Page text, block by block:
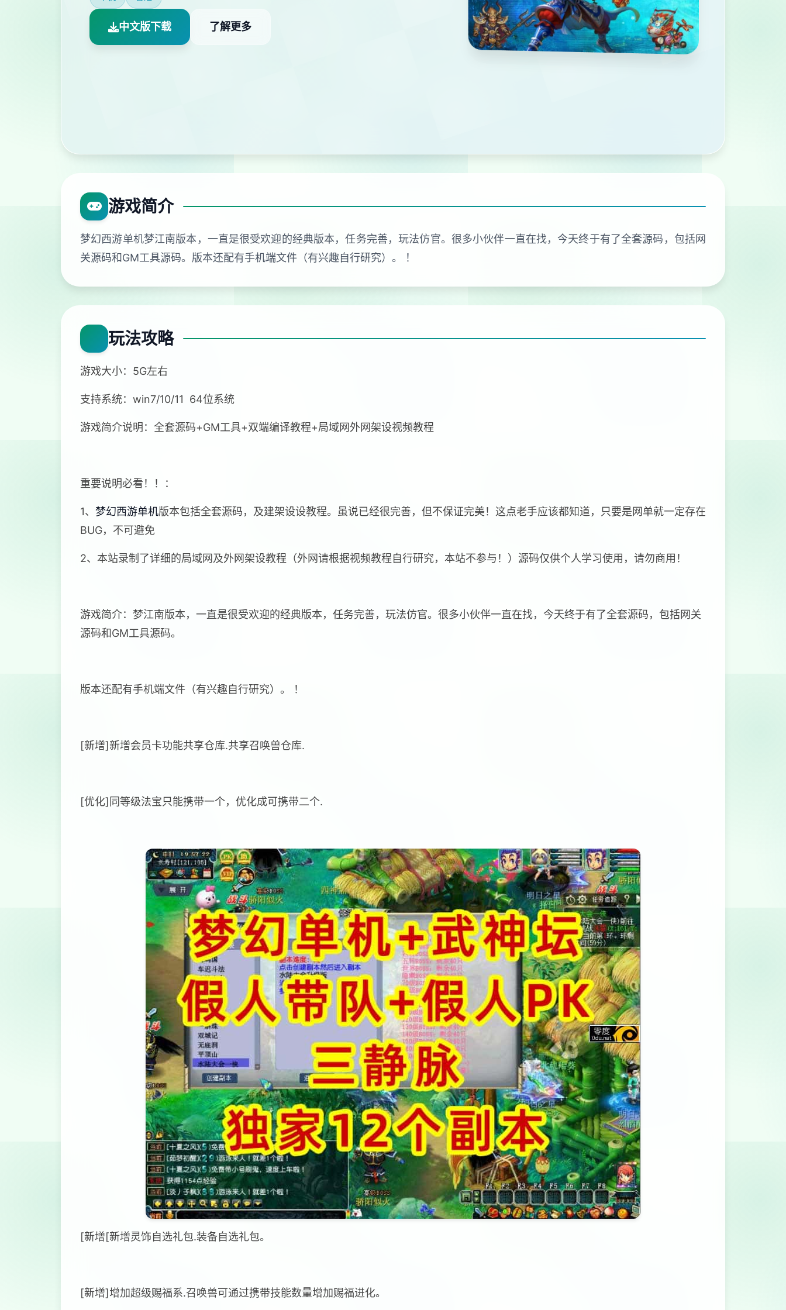
中文版下载 了解更多
游戏简介
梦幻西游单机梦江南版本，一直是很受欢迎的经典版本，任务完善，玩法仿官。很多小伙伴一直在找，今天终于有了全套源码，包括网
关源码和GM工具源码。版本还配有手机端文件（有兴趣自行研究）。 ！
玩法攻略
游戏大小：5G左右
支持系统：win7/10/11 64位系统
游戏简介说明：全套源码+GM工具+双端编译教程+局域网外网架设视频教程
重要说明必看！！：
1、 梦幻西游单机版本包括全套源码，及建架设设教程。虽说已经很完善，但不保证完美！这点老手应该都知道，只要是网单就一定存在
BUG，不可避免
2、本站录制了详细的局域网及外网架设教程（外网请根据视频教程自行研究，本站不参与！）源码仅供个人学习使用，请勿商用！
游戏简介：梦江南版本，一直是很受欢迎的经典版本，任务完善，玩法仿官。很多小伙伴一直在找，今天终于有了全套源码，包括网关
源码和GM工具源码。
版本还配有手机端文件（有兴趣自行研究）。 ！
[新增]新增会员卡功能共享仓库.共享召唤兽仓库.
[优化]同等级法宝只能携带一个，优化成可携带二个.
[新增[新增灵饰自选礼包.装备自选礼包。
[新增]增加超级赐福系.召唤兽可通过携带技能数量增加赐福进化。